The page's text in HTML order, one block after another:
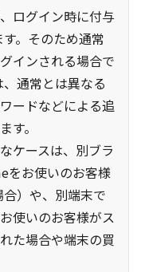
ログイン時に付与
。そのため通常
インされる場合で
通常とは異なる
ードなどによる追
す。
ケースは、別ブラ
をお使いのお客様
）や、別端末で
使いのお客様がス
た場合や端末の買